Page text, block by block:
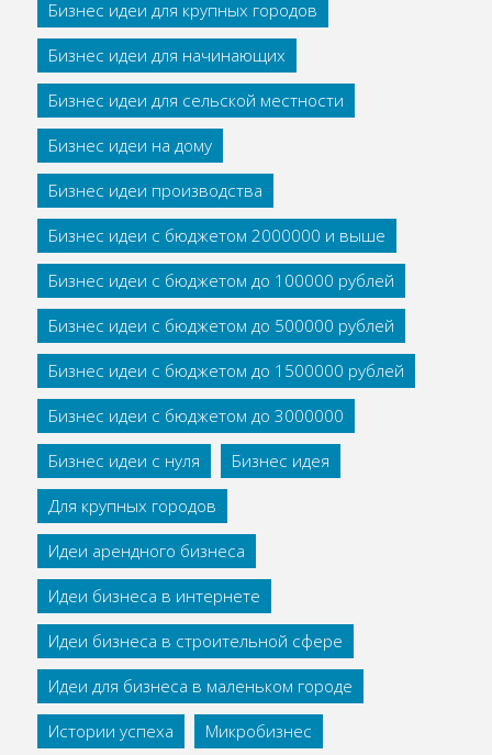
Бизнес идеи для крупных городов
Бизнес идеи для начинающих
Бизнес идеи для сельской местности
Бизнес идеи на дому
Бизнес идеи производства
Бизнес идеи с бюджетом 2000000 и выше
Бизнес идеи с бюджетом до 100000 рублей
Бизнес идеи с бюджетом до 500000 рублей
Бизнес идеи с бюджетом до 1500000 рублей
Бизнес идеи с бюджетом до 3000000
Бизнес идеи с нуля
Бизнес идея
Для крупных городов
Идеи арендного бизнеса
Идеи бизнеса в интернете
Идеи бизнеса в строительной сфере
Идеи для бизнеса в маленьком городе
Истории успеха
Микробизнес